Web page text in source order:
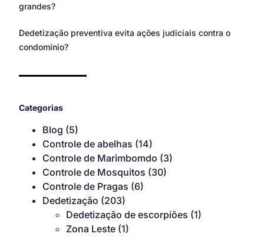
grandes?
Dedetização preventiva evita ações judiciais contra o
condomínio?
Categorias
Blog (5)
Controle de abelhas (14)
Controle de Marimbomdo (3)
Controle de Mosquitos (30)
Controle de Pragas (6)
Dedetização (203)
Dedetização de escorpiões (1)
Zona Leste (1)